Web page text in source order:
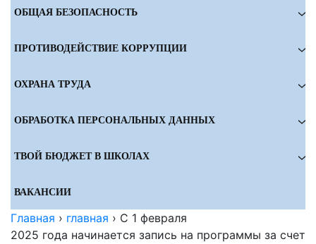
ОБЩАЯ БЕЗОПАСНОСТЬ
ПРОТИВОДЕЙСТВИЕ КОРРУПЦИИ
ОХРАНА ТРУДА
ОБРАБОТКА ПЕРСОНАЛЬНЫХ ДАННЫХ
ТВОЙ БЮДЖЕТ В ШКОЛАХ
ВАКАНСИИ
Главная › главная › С 1 февраля
2025 года начинается запись на программы за счет